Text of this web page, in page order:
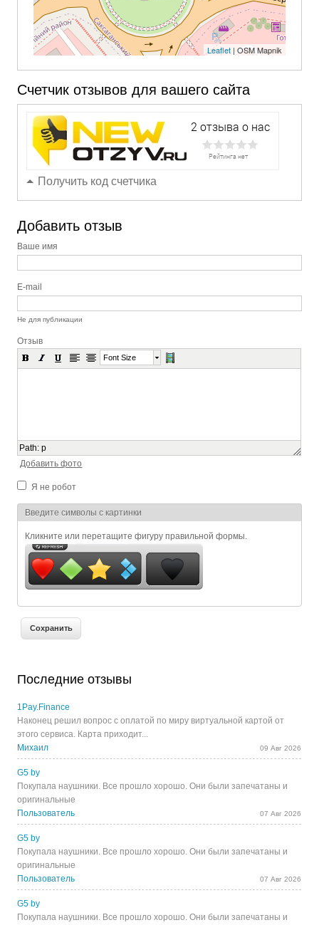
Leaflet| OSM Mapnik
Счетчик отзывов для вашего сайта
Получить код счетчика
Добавить отзыв
Ваше имя
E-mail
Не для публикации
Отзыв
Font Size
Path:p
Добавить фото
Я не робот
Я спамер
Введите символы с картинки
Кликните или перетащите фигуру правильной формы.
Последние отзывы
1Pay.Finance
Наконец решил вопрос с оплатой по миру виртуальной картой от
этого сервиса. Карта приходит...
Михаил
09 Авг 2026
G5 by
Покупала наушники. Все прошло хорошо. Они были запечатаны и
оригинальные
Пользователь
07 Авг 2026
G5 by
Покупала наушники. Все прошло хорошо. Они были запечатаны и
оригинальные
Пользователь
07 Авг 2026
G5 by
Покупала наушники. Все прошло хорошо. Они были запечатаны и